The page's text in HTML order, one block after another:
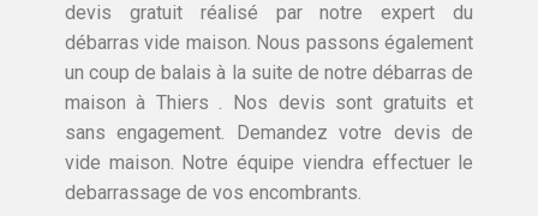
devis gratuit réalisé par notre expert du
débarras vide maison. Nous passons également
un coup de balais à la suite de notre débarras de
maison à Thiers . Nos devis sont gratuits et
sans engagement. Demandez votre devis de
vide maison. Notre équipe viendra effectuer le
debarrassage de vos encombrants.